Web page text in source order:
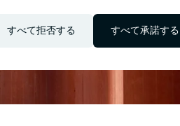
すべて拒否する すべて承諾する